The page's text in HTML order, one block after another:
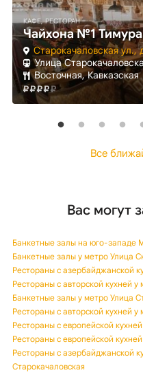
КАФЕ, РЕСТОРАН
Чайхона №1
Старокачаловская ул.,
Улица
Восточная, Кавказская
Все
Вас могут
Банкетные залы на юго-западе
Банкетные залы у метро Улица
Рестораны с азербайджанской
Рестораны с авторской кухней
Банкетные залы у метро Улица
Рестораны с авторской кухней
Рестораны с европейской
Рестораны с европейской
Рестораны с азербайджанской
Старокачаловская